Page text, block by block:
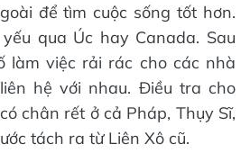
để tìm cuộc sống tốt hơn.
qua Úc hay Canada. Sau
làm việc rải rác cho các nhà
hệ với nhau. Điều tra cho
chân rết ở cả Pháp, Thụy Sĩ,
tách ra từ Liên Xô cũ.